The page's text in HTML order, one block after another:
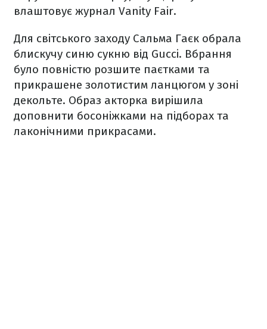
влаштовує журнал Vanity Fair.
Для світського заходу Сальма Гаєк обрала
блискучу синю сукню від Gucci. Вбрання
було повністю розшите паєтками та
прикрашене золотистим ланцюгом у зоні
декольте. Образ акторка вирішила
доповнити босоніжками на підборах та
лаконічними прикрасами.